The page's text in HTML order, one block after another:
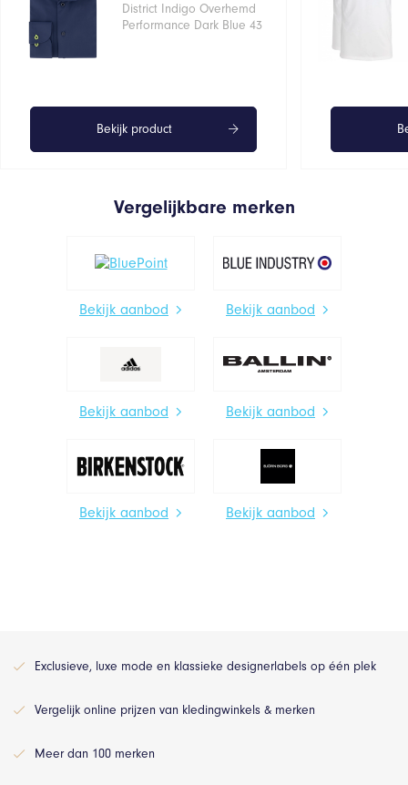
District Indigo Overhemd
Performance Dark Blue 43
Bekijk product
Vergelijkbare merken
Bekijk aanbod Bekijk aanbod
Bekijk aanbod Bekijk aanbod
Bekijk aanbod Bekijk aanbod
Exclusieve, luxe mode en klassieke designerlabels op één plek
Vergelijk online prijzen van kledingwinkels & merken
Meer dan 100 merken